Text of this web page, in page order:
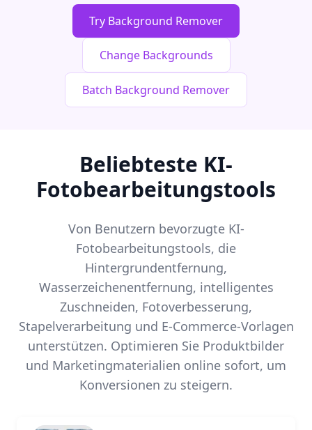
Try Background Remover
Change Backgrounds
Batch Background Remover
Beliebteste KI-
Fotobearbeitungstools
Von Benutzern bevorzugte KI-
Fotobearbeitungstools, die
Hintergrundentfernung,
Wasserzeichenentfernung, intelligentes
Zuschneiden, Fotoverbesserung,
Stapelverarbeitung und E-Commerce-Vorlagen
unterstützen. Optimieren Sie Produktbilder
und Marketingmaterialien online sofort, um
Konversionen zu steigern.